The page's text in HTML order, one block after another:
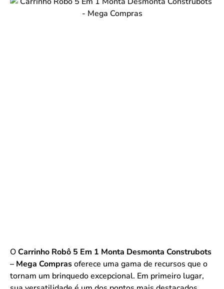
OCarrinho Robô 5 Em 1 Monta Desmonta Construbots
– Mega Comprasoferece uma gama de recursos que o
tornam um brinquedo excepcional. Em primeiro lugar,